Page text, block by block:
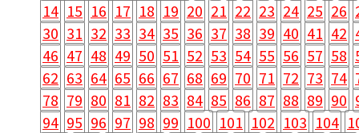
14 15 16 17 18 19 20 21 22 23 24 25 26
30 31 32 33 34 35 36 37 38 39 40 41 42
46 47 48 49 50 51 52 53 54 55 56 57 58
62 63 64 65 66 67 68 69 70 71 72 73 74
78 79 80 81 82 83 84 85 86 87 88 89 90
94 95 96 97 98 99 100 101 102 103 104